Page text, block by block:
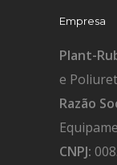
Empresa
Plant-
e
Razão
CNPJ: